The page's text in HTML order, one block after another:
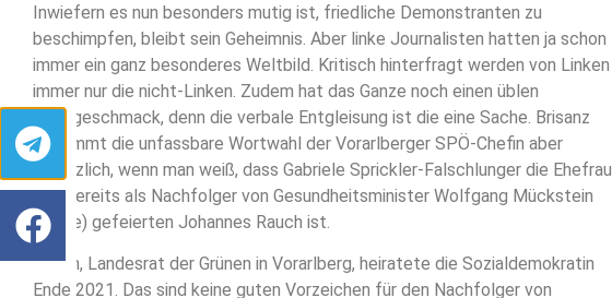
Inwiefern es nun besonders mutig ist, friedliche Demonstranten zu
beschimpfen, bleibt sein Geheimnis. Aber linke Journalisten hatten ja schon
immer ein ganz besonderes Weltbild. Kritisch hinterfragt werden von Linken
immer nur die nicht-Linken. Zudem hat das Ganze noch einen üblen
Nachgeschmack, denn die verbale Entgleisung ist die eine Sache. Brisanz
bekommt die unfassbare Wortwahl der Vorarlberger SPÖ-Chefin aber
zusätzlich, wenn man weiß, dass Gabriele Sprickler-Falschlunger die Ehefrau
des bereits als Nachfolger von Gesundheitsminister Wolfgang Mückstein
(Grüne) gefeierten Johannes Rauch ist.
Rauch, Landesrat der Grünen in Vorarlberg, heiratete die Sozialdemokratin
Ende 2021. Das sind keine guten Vorzeichen für den Nachfolger von